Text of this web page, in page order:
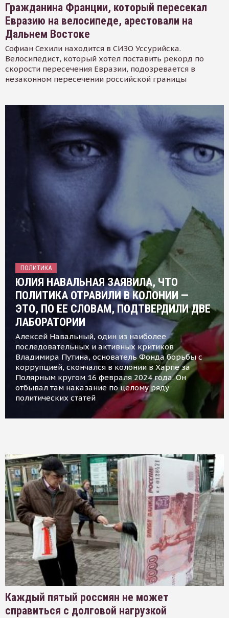
Гражданина Франции, который пересекал
Евразию на велосипеде, арестовали на
Дальнем Востоке
Софиан Сехили находится в СИЗО Уссурийска.
Велосипедист, который хотел поставить рекорд по
скорости пересечения Евразии, подозревается в
незаконном пересечении российской границы
ПОЛИТИКА
ЮЛИЯ НАВАЛЬНАЯ ЗАЯВИЛА, ЧТО
ПОЛИТИКА ОТРАВИЛИ В КОЛОНИИ —
ЭТО, ПО ЕЕ СЛОВАМ, ПОДТВЕРДИЛИ ДВЕ
ЛАБОРАТОРИИ
Алексей Навальный, один из наиболее
последовательных и активных критиков
Владимира Путина, основатель Фонда борьбы с
коррупцией, скончался в колонии в Харпе за
Полярным кругом 16 февраля 2024 года. Он
отбывал там наказание по целому ряду
политических статей
Каждый пятый россиян не может
справиться с долговой нагрузкой